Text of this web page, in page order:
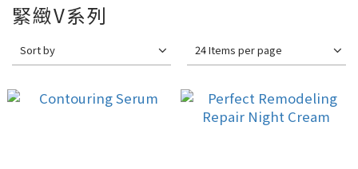
緊緻V系列
Sort by 24 Items per page